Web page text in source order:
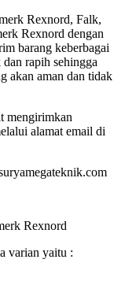
Rexnord, Falk,
Rexnord dengan
barang keberbagai
rapih sehingga
akan aman dan tidak
mengirimkan
alamat email di
Rexnord
varian yaitu :